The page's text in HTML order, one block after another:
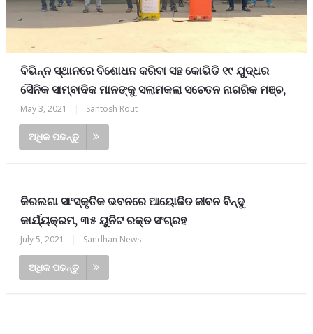
ବିଭିନ୍ନ ସ୍ଥାନରେ ବିଶୋଧନ କରିବା ସହ କୋଭିଡି ୧୯ ଯୁଦ୍ଧର
ସୈନିକ ସାମ୍ବାଦିକ ମାନଙ୍କୁ ସଲାମକଲା ସଚେତନ ନାଗରିକ ମଞ୍ଚ,
May 3, 2021 Santosh Rout
ଅଧିକ ପଢନ୍ତୁ
କିରଲଗା ସାଂସ୍କୃତିକ ଭବନରେ ଆୟୋଜିତ ଜୀବନ ବିନ୍ଦୁ
କାର୍ଯ୍ୟକ୍ରମ, ୩୫ ୟୁନିଟ ରକ୍ତ ସଂଗ୍ରହ
July 5, 2021 Sandhan News
ଅଧିକ ପଢନ୍ତୁ